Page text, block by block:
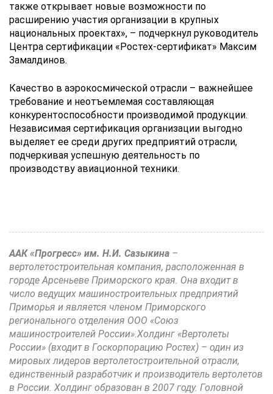
также открывает новые возможности по
расширению участия организации в крупных
национальных проектах», – подчеркнул руководитель
Центра сертификации «Ростех-сертификат» Максим
Замалдинов.
Качество в аэрокосмической отрасли – важнейшее
требование и неотъемлемая составляющая
конкурентоспособности производимой продукции.
Независимая сертификация организации выгодно
выделяет ее среди других предприятий отрасли,
подчеркивая успешную деятельность по
производству авиационной техники.
ААК «Прогресс» им. Н.И. Сазыкина –
вертолетостроительная компания, расположенная в
городе Арсеньеве Приморского края. Она входит в
число ведущих машиностроительных предприятий
Приморья и является членом Приморского
регионального отделения ООО «Союз
машиностроителей России».Холдинг «Вертолеты
России» (входит в Госкорпорацию Ростех) – один из
мировых лидеров вертолетостроительной отрасли,
единственный разработчик и производитель вертолетов
в России. Холдинг образован в 2007 году. Головной